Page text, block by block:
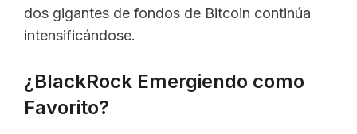
dos gigantes de fondos de Bitcoin continúa
intensificándose.
¿BlackRock Emergiendo como
Favorito?